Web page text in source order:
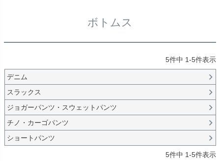
ボトムス
5件中 1-5件表示
デニム
スラックス
ジョガーパンツ・スウェットパンツ
チノ・カーゴパンツ
ショートパンツ
5件中 1-5件表示